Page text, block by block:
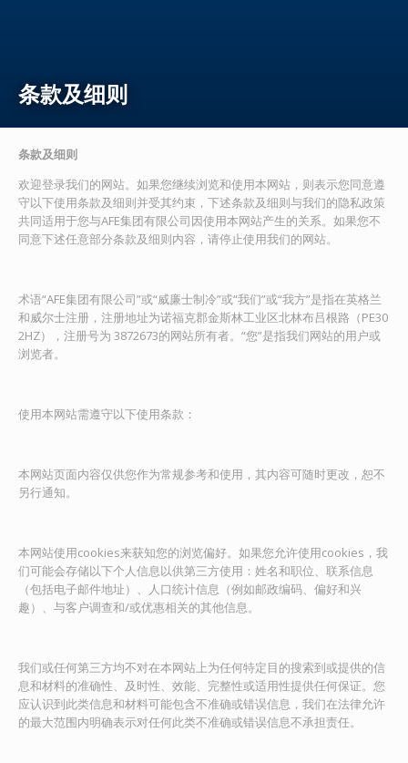
条款及细则
条款及细则
欢迎登录我们的网站。如果您继续浏览和使用本网站，则表示您同意遵
守以下使用条款及细则并受其约束，下述条款及细则与我们的隐私政策
共同适用于您与AFE集团有限公司因使用本网站产生的关系。如果您不
同意下述任意部分条款及细则内容，请停止使用我们的网站。
术语“AFE集团有限公司”或“威廉士制冷”或“我们”或“我方”是指在英格兰
和威尔士注册，注册地址为诺福克郡金斯林工业区北林布吕根路（PE30
2HZ），注册号为 3872673的网站所有者。“您”是指我们网站的用户或
浏览者。
使用本网站需遵守以下使用条款：
本网站页面内容仅供您作为常规参考和使用，其内容可随时更改，恕不
另行通知。
本网站使用cookies来获知您的浏览偏好。如果您允许使用cookies，我
们可能会存储以下个人信息以供第三方使用：姓名和职位、联系信息
（包括电子邮件地址）、人口统计信息（例如邮政编码、偏好和兴
趣）、与客户调查和/或优惠相关的其他信息。
我们或任何第三方均不对在本网站上为任何特定目的搜索到或提供的信
息和材料的准确性、及时性、效能、完整性或适用性提供任何保证。您
应认识到此类信息和材料可能包含不准确或错误信息，我们在法律允许
的最大范围内明确表示对任何此类不准确或错误信息不承担责任。